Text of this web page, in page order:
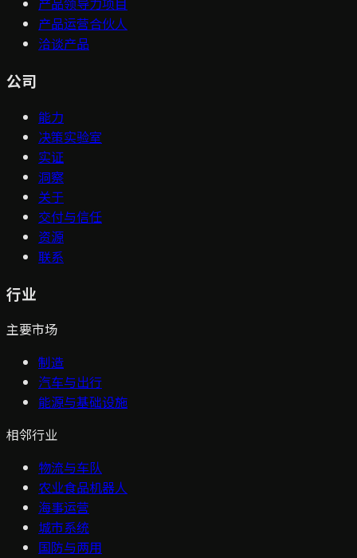
产品运营合伙人
洽谈产品
公司
能力
决策实验室
实证
洞察
关于
交付与信任
资源
联系
行业
主要市场
制造
汽车与出行
能源与基础设施
相邻行业
物流与车队
农业食品机器人
海事运营
城市系统
国防与两用